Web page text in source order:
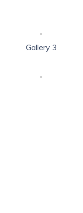
Gallery 3